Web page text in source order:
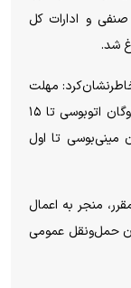
و ادارات کل
شد.
مهلت
زمانی تعیین شده برای نصب این سامانه در ناوگان اتوبوسی تا ۱۵
مینی‌بوسی تا اول
منجر به اعمال
حمل‌ونقل عمومی